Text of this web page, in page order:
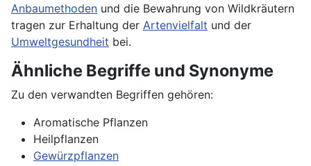
Anbaumethoden und die Bewahrung von Wildkräutern
tragen zur Erhaltung der Artenvielfalt und der
Umweltgesundheit bei.
Ähnliche Begriffe und Synonyme
Zu den verwandten Begriffen gehören:
Aromatische Pflanzen
Heilpflanzen
Gewürzpflanzen